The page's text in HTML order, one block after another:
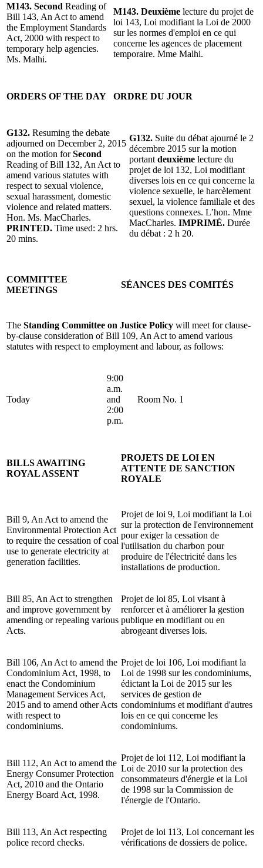
M143. Second Reading of
Bill 143, An Act to amend
the Employment Standards
Act, 2000 with respect to
temporary help agencies.
Ms. Malhi.
M143. Deuxième lecture du projet de
loi 143, Loi modifiant la Loi de 2000
sur les normes d'emploi en ce qui
concerne les agences de placement
temporaire. Mme Malhi.
ORDERS OF THE DAY ORDRE DU JOUR
G132. Resuming the debate
adjourned on December 2, 2015
on the motion forSecond
Reading of Bill 132, An Act to
amend various statutes with
respect to sexual violence,
sexual harassment, domestic
violence and related matters.
Hon. Ms. MacCharles.
PRINTED. Time used: 2 hrs.
20 mins.
G132. Suite du débat ajourné le 2
décembre 2015 sur la motion
portant deuxième lecture du
projet de loi 132, Loi modifiant
diverses lois en ce qui concerne la
violence sexuelle, le harcèlement
sexuel, la violence familiale et des
questions connexes. L’hon. Mme
MacCharles. IMPRIMÉ. Durée
du débat : 2 h 20.
COMMITTEE
MEETINGS
SÉANCES DES COMITÉS
The Standing Committee on Justice Policy will meet for clause-
by-clause consideration of Bill 109, An Act to amend various
statutes with respect to employment and labour, as follows:
Today
9:00
a.m.
and
2:00
p.m.
Room No. 1
BILLS AWAITING
ROYAL ASSENT
PROJETS DE LOI EN
ATTENTE DE SANCTION
ROYALE
Bill 9, An Act to amend the
Environmental Protection Act
to require the cessation of coal
use to generate electricity at
generation facilities.
Projet de loi 9, Loi modifiant la Loi
sur la protection de l'environnement
pour exiger la cessation de
l'utilisation du charbon pour
produire de l'électricité dans les
installations de production.
Bill 85, An Act to strengthen
and improve government by
amending or repealing various
Acts.
Projet de loi 85, Loi visant à
renforcer et à améliorer la gestion
publique en modifiant ou en
abrogeant diverses lois.
Bill 106, An Act to amend the
Condominium Act, 1998, to
enact the Condominium
Management Services Act,
2015 and to amend other Acts
with respect to
condominiums.
Projet de loi 106, Loi modifiant la
Loi de 1998 sur les condominiums,
édictant la Loi de 2015 sur les
services de gestion de
condominiums et modifiant d'autres
lois en ce qui concerne les
condominiums.
Bill 112, An Act to amend the
Energy Consumer Protection
Act, 2010 and the Ontario
Energy Board Act, 1998.
Projet de loi 112, Loi modifiant la
Loi de 2010 sur la protection des
consommateurs d'énergie et la Loi
de 1998 sur la Commission de
l'énergie de l'Ontario.
Bill 113, An Act respecting
police record checks.
Projet de loi 113, Loi concernant les
vérifications de dossiers de police.